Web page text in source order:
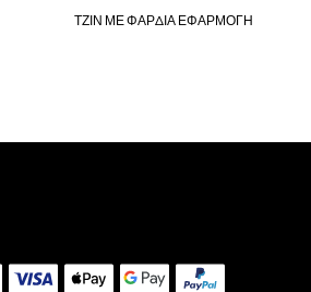
ΤΖΙΝ ΜΕ ΦΑΡΔΙΑ ΕΦΑΡΜΟΓΗ